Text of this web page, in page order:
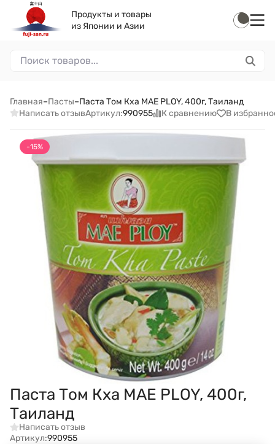
Продукты и товары
из Японии и Азии
Главная–Пасты–Паста Том Кха MAE PLOY, 400г, Таиланд
Написать отзывАртикул:990955 К сравнению В
-15%
Паста Том Кха MAE PLOY, 400г,
Таиланд
Написать отзыв
Артикул:990955